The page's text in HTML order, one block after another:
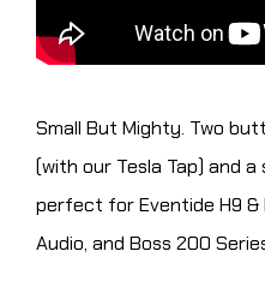
Small But Mighty. Two
(with our Tesla Tap) and
perfect for Eventide H9 &
Audio, and Boss 200